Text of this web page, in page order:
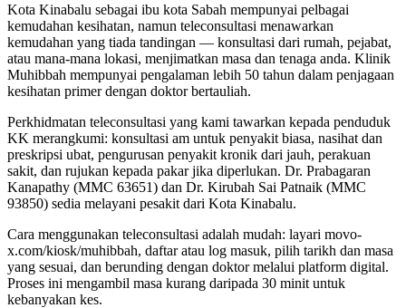
Kota Kinabalu sebagai ibu kota Sabah mempunyai pelbagai
kemudahan kesihatan, namun teleconsultasi menawarkan
kemudahan yang tiada tandingan — konsultasi dari rumah, pejabat,
atau mana-mana lokasi, menjimatkan masa dan tenaga anda. Klinik
Muhibbah mempunyai pengalaman lebih 50 tahun dalam penjagaan
kesihatan primer dengan doktor bertauliah.
Perkhidmatan teleconsultasi yang kami tawarkan kepada penduduk
KK merangkumi: konsultasi am untuk penyakit biasa, nasihat dan
preskripsi ubat, pengurusan penyakit kronik dari jauh, perakuan
sakit, dan rujukan kepada pakar jika diperlukan. Dr. Prabagaran
Kanapathy (MMC 63651) dan Dr. Kirubah Sai Patnaik (MMC
93850) sedia melayani pesakit dari Kota Kinabalu.
Cara menggunakan teleconsultasi adalah mudah: layari movo-
x.com/kiosk/muhibbah, daftar atau log masuk, pilih tarikh dan masa
yang sesuai, dan berunding dengan doktor melalui platform digital.
Proses ini mengambil masa kurang daripada 30 minit untuk
kebanyakan kes.